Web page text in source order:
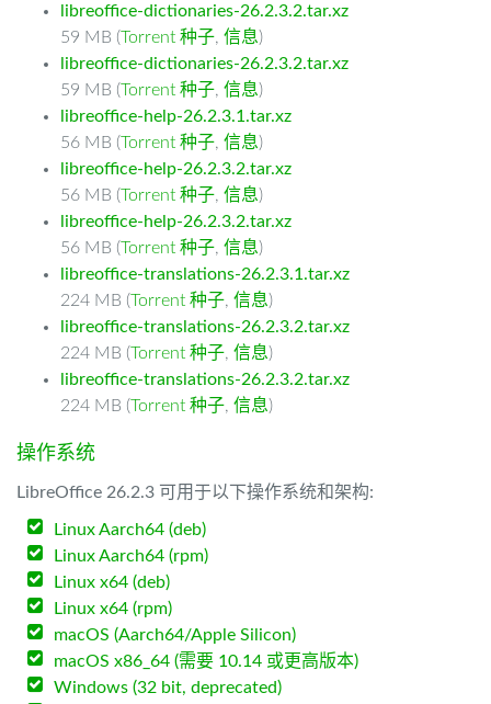
libreoffice-dictionaries-26.2.3.2.tar.xz
59 MB (Torrent 种子, 信息)
libreoffice-dictionaries-26.2.3.2.tar.xz
59 MB (Torrent 种子, 信息)
libreoffice-help-26.2.3.1.tar.xz
56 MB (Torrent 种子, 信息)
libreoffice-help-26.2.3.2.tar.xz
56 MB (Torrent 种子, 信息)
libreoffice-help-26.2.3.2.tar.xz
56 MB (Torrent 种子, 信息)
libreoffice-translations-26.2.3.1.tar.xz
224 MB (Torrent 种子, 信息)
libreoffice-translations-26.2.3.2.tar.xz
224 MB (Torrent 种子, 信息)
libreoffice-translations-26.2.3.2.tar.xz
224 MB (Torrent 种子, 信息)
操作系统
LibreOffice 26.2.3 可用于以下操作系统和架构:
Linux Aarch64 (deb)
Linux Aarch64 (rpm)
Linux x64 (deb)
Linux x64 (rpm)
macOS (Aarch64/Apple Silicon)
macOS x86_64 (需要 10.14 或更高版本)
Windows (32 bit, deprecated)